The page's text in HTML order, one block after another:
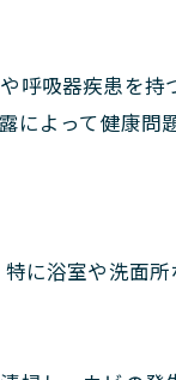
呼吸器疾患を持
によって健康問
に浴室や洗面